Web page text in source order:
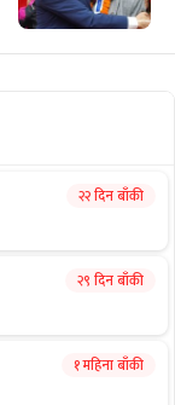
२२ दिन बाँकी
२९ दिन बाँकी
१ महिना बाँकी